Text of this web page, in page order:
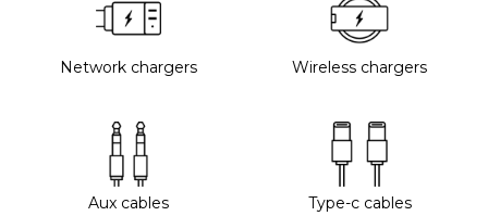
Network chargers Wireless chargers
Aux cables Type-c cables